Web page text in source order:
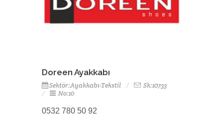
Doreen Ayakkabı
Sektör:Ayakkabı-Tekstil
Sk:10733
No:10
0532 780 50 92